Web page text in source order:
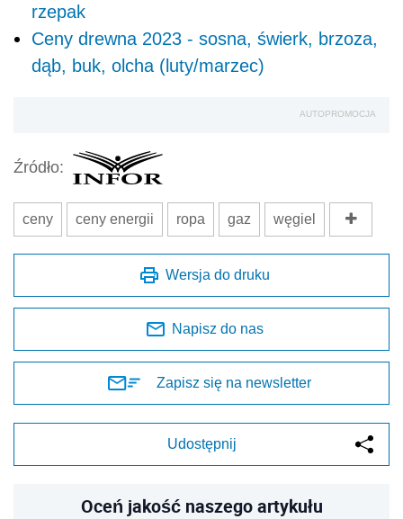
rzepak
Ceny drewna 2023 - sosna, świerk, brzoza,
dąb, buk, olcha (luty/marzec)
AUTOPROMOCJA
Źródło:
ceny ceny energii ropa gaz węgiel
Wersja do druku
Napisz do nas
Zapisz się na newsletter
Udostępnij
Oceń jakość naszego artykułu